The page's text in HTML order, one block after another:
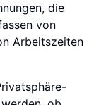
die
von
Arbeitszeiten